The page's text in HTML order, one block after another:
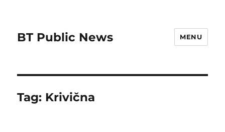
BT Public News MENU
Tag: Krivična